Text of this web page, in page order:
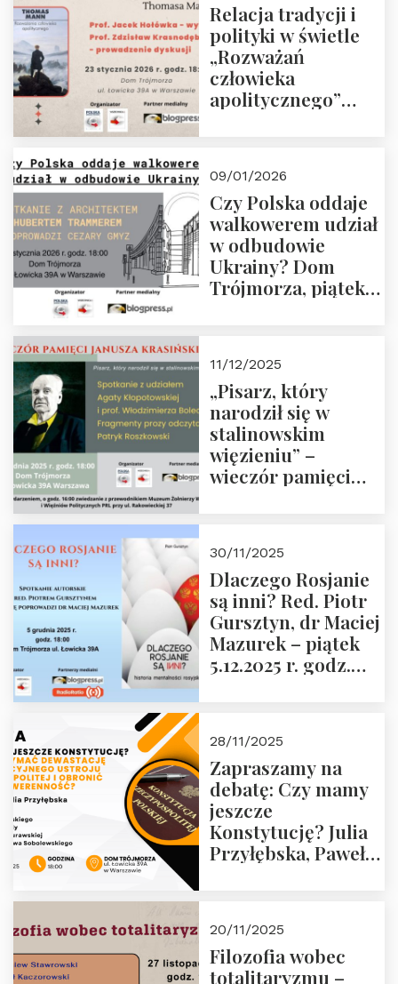
Relacja tradycji i
polityki w świetle
„Rozważań
człowieka
apolitycznego”
godz. 18:00.
Zapraszamy!
09/01/2026
Czy Polska oddaje
walkowerem udział
w odbudowie
Ukrainy? Dom
Trójmorza, piątek
11/12/2025
„Pisarz, który
narodził się w
stalinowskim
więzieniu” –
wieczór pamięci
zwiedzanie
Muzeum Żołnierzy
Wyklętych i
Więźniów
Politycznych PRL o
godz. 16:00 – 19
30/11/2025
Dlaczego Rosjanie
są inni? Red. Piotr
Gursztyn, dr Maciej
Mazurek – piątek
5.12.2025 r. godz.
28/11/2025
Zapraszamy na
debatę: Czy mamy
jeszcze
Konstytucję? Julia
Przyłębska, Paweł
Przemysław
Sobolewski – 4
20/11/2025
Filozofia wobec
totalitaryzmu –